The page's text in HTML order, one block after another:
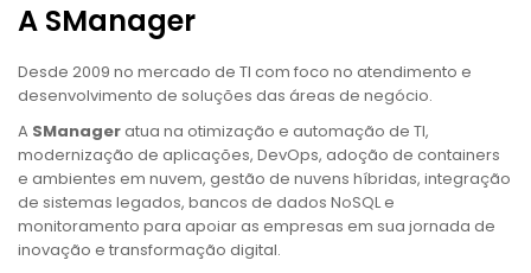
A SManager
Desde 2009 no mercado de TI com foco no atendimento e
desenvolvimento de soluções das áreas de negócio.
A SManageratua na otimização e automação de TI,
modernização de aplicações, DevOps, adoção de containers
e ambientes em nuvem, gestão de nuvens híbridas, integração
de sistemas legados, bancos de dados NoSQL e
monitoramento para apoiar as empresas em sua jornada de
inovação e transformação digital.